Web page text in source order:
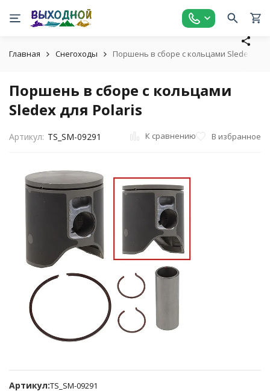
Главная Снегоходы Поршень в сборе с кольцами Sledex для
Поршень в сборе с кольцами
Sledex для Polaris
Артикул: TS_SM-09291 К сравнению В избранное
Артикул:TS_SM-09291